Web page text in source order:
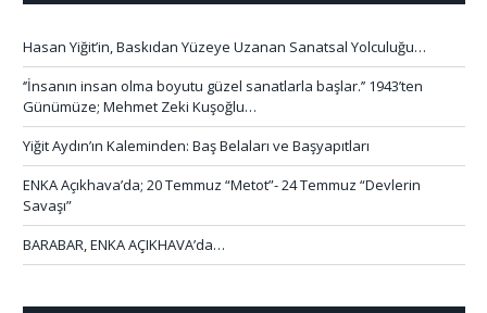
Hasan Yiğit’in, Baskıdan Yüzeye Uzanan Sanatsal Yolculuğu…
‘’İnsanın insan olma boyutu güzel sanatlarla başlar.’’ 1943’ten
Günümüze; Mehmet Zeki Kuşoğlu…
Yiğit Aydın’ın Kaleminden: Baş Belaları ve Başyapıtları
ENKA Açıkhava’da; 20 Temmuz “Metot”- 24 Temmuz “Devlerin
Savaşı”
BARABAR, ENKA AÇIKHAVA’da…